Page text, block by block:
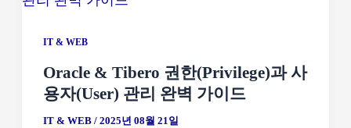
IT & WEB
Oracle & Tibero 권한(Privilege)과 사
용자(User) 관리 완벽 가이드
IT & WEB /2025년 08월 21일